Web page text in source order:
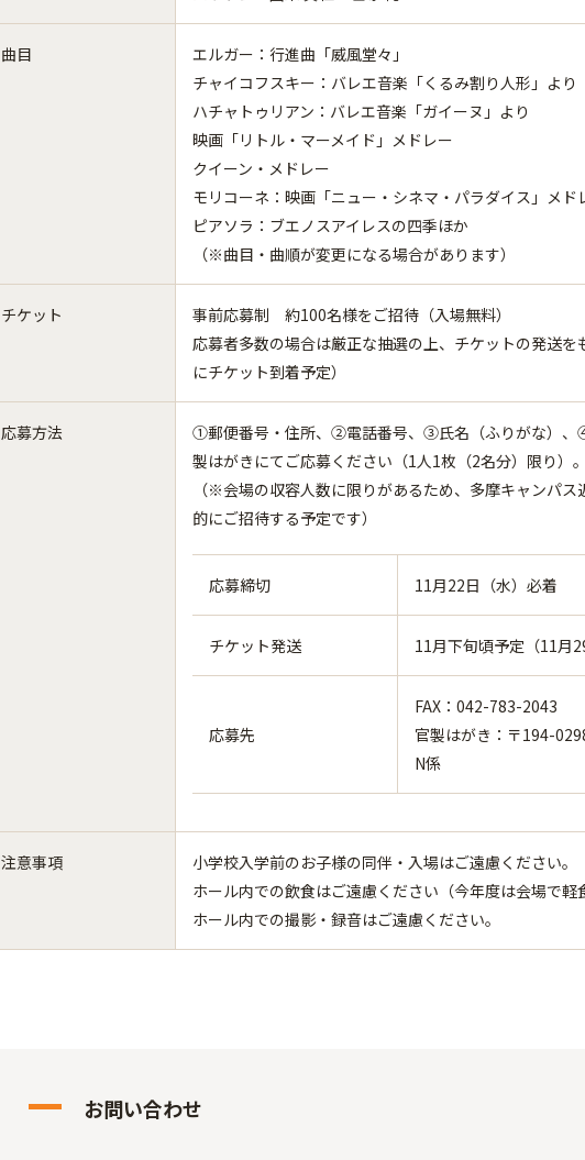
曲目
エルガー：行進曲「威風堂々」
チャイコフスキー：バレエ音楽「くるみ割り人形」より
ハチャトゥリアン：バレエ音楽「ガイーヌ」より
映画「リトル・マーメイド」メドレー
クイーン・メドレー
モリコーネ：映画「ニュー・シネマ・パラダイス」メド
ピアソラ：ブエノスアイレスの四季ほか
（※曲目・曲順が変更になる場合があります）
チケット
事前応募制 約100名様をご招待（入場無料）
応募者多数の場合は厳正な抽選の上、チケットの発送
にチケット到着予定）
応募方法
①郵便番号・住所、②電話番号、③氏名（ふりがな）、
製はがきにてご応募ください（1人1枚（2名分）限り）
（※会場の収容人数に限りがあるため、多摩キャンパ
的にご招待する予定です）
応募締切 11月22日（水）必着
チケット発送 11月下旬頃予定（11月
応募先
FAX：042-783-2043
官製はがき：〒194-
N係
注意事項
小学校入学前のお子様の同伴・入場はご遠慮ください。
ホール内での飲食はご遠慮ください（今年度は会場で
ホール内での撮影・録音はご遠慮ください。
お問い合わせ